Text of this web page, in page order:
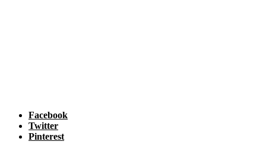
Facebook
Twitter
Pinterest